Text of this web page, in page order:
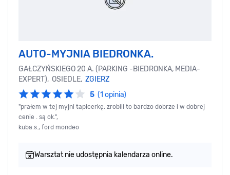
AUTO-MYJNIA BIEDRONKA.
GAŁCZYŃSKIEGO 20 A. (PARKING -BIEDRONKA, MEDIA-
EXPERT), OSIEDLE, ZGIERZ
5 (1 opinia)
"prałem w tej myjni tapicerkę. zrobili to bardzo dobrze i w dobrej
cenie . są ok.",
kuba.s., ford mondeo
Warsztat nie udostępnia kalendarza online.